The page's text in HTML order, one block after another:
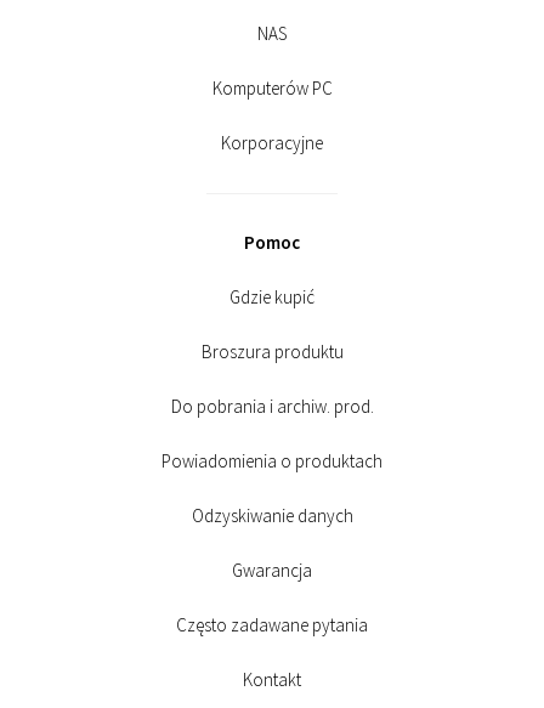
NAS
Komputerów PC
Korporacyjne
Pomoc
Gdzie kupić
Broszura produktu
Do pobrania i archiw. prod.
Powiadomienia o produktach
Odzyskiwanie danych
Gwarancja
Często zadawane pytania
Kontakt